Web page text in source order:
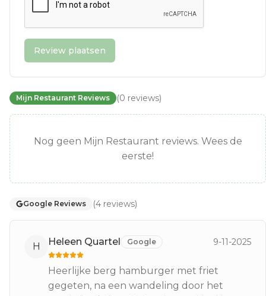
Review plaatsen
Mijn Restaurant Reviews (0 reviews)
Nog geen Mijn Restaurant reviews. Wees de
eerste!
Google Reviews (4 reviews)
H Heleen Quartel Google 9-11-2025
Heerlijke berg hamburger met friet
gegeten, na een wandeling door het